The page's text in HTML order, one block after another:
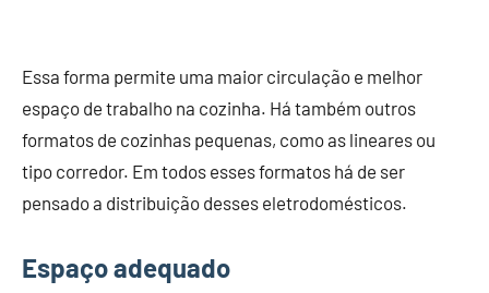
Essa forma permite uma maior circulação e melhor
espaço de trabalho na cozinha. Há também outros
formatos de cozinhas pequenas, como as lineares ou
tipo corredor. Em todos esses formatos há de ser
pensado a distribuição desses eletrodomésticos.
Espaço adequado